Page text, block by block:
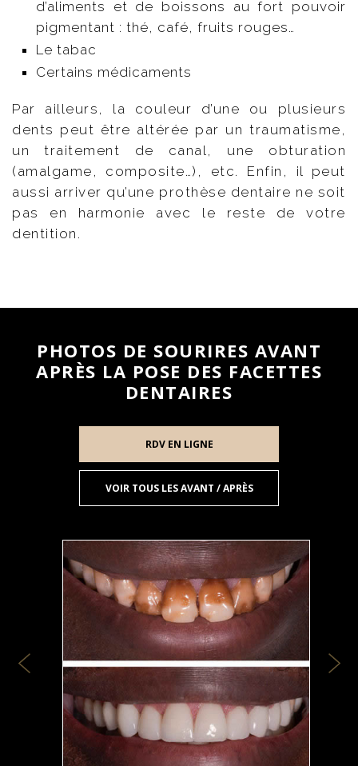
d’aliments et de boissons au fort pouvoir
pigmentant : thé, café, fruits rouges…
Le tabac
Certains médicaments
Par ailleurs, la couleur d’une ou plusieurs
dents peut être altérée par un traumatisme,
un traitement de canal, une obturation
(amalgame, composite…), etc. Enfin, il peut
aussi arriver qu’une prothèse dentaire ne soit
pas en harmonie avec le reste de votre
dentition.
Previous
PHOTOS DE SOURIRES AVANT
APRÈS LA POSE DES FACETTES
DENTAIRES
RDV EN LIGNE
VOIR TOUS LES AVANT / APRÈS